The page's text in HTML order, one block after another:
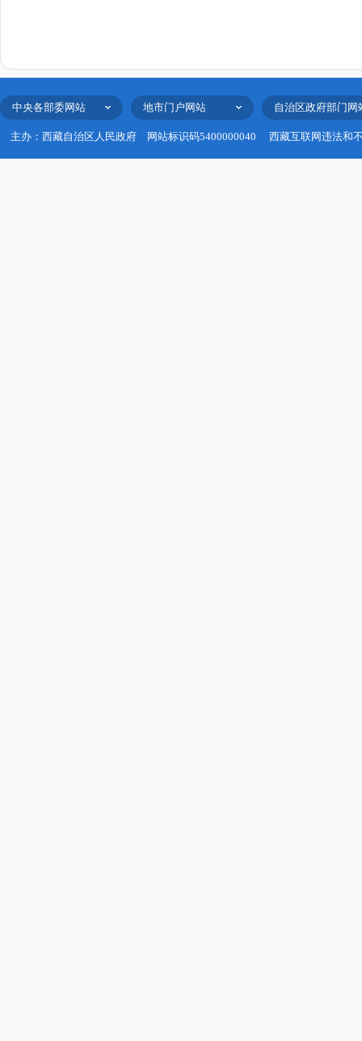
中央各部委网站 地市门户网站 自治区政府部门网
主办：西藏自治区人民政府 网站标识码5400000040 西藏互联网违法和